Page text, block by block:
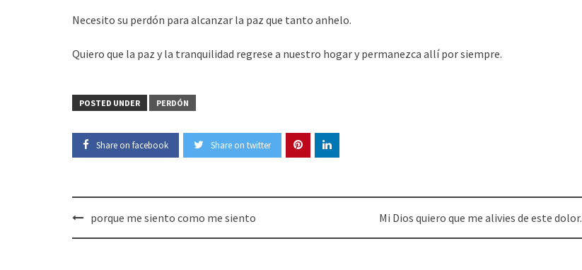
Necesito su perdón para alcanzar la paz que tanto anhelo.
Quiero que la paz y la tranquilidad regrese a nuestro hogar y permanezca allí por siempre.
POSTED UNDER PERDÓN
Share on facebook Share on twitter
Postporque me siento como me siento Mi Dios quiero que me alivies de este dolor.